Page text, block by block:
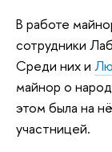
В работе
сотрудники
Среди них и
майнор о
этом была на
участницей.